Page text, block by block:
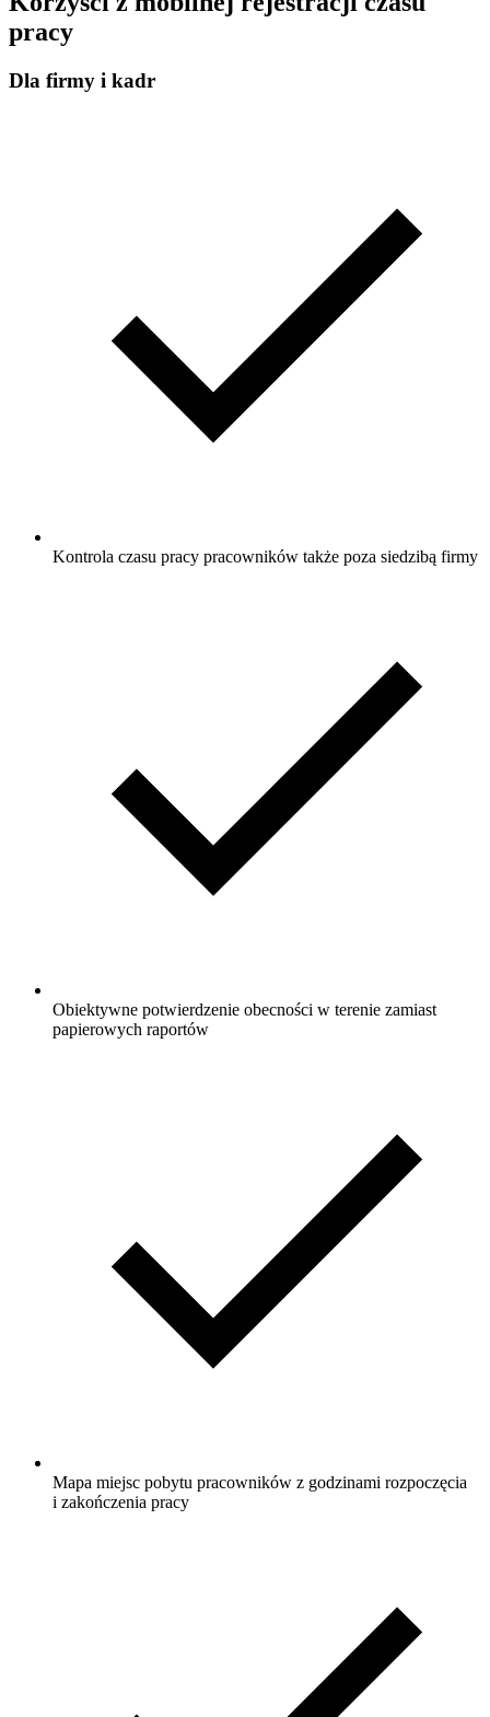
pracy
Dla firmy i kadr
Kontrola czasu pracy pracowników także poza siedzibą firmy
Obiektywne potwierdzenie obecności w terenie zamiast
papierowych raportów
Mapa miejsc pobytu pracowników z godzinami rozpoczęcia
i zakończenia pracy